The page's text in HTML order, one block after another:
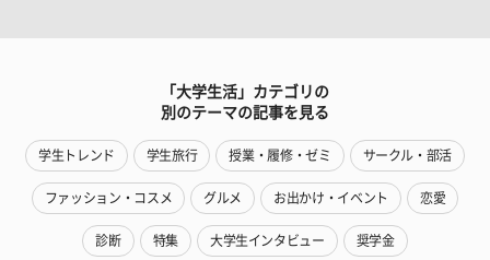
「大学生活」カテゴリの
別のテーマの記事を見る
学生トレンド 学生旅行 授業・履修・ゼミ サークル・部活
ファッション・コスメ グルメ お出かけ・イベント 恋愛
診断 特集 大学生インタビュー 奨学金